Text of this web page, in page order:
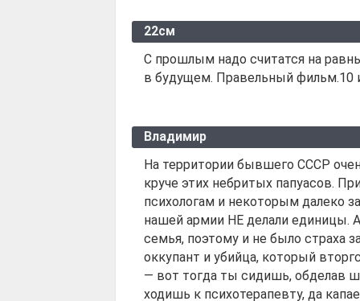
22см
С прошлым надо считатся на
в будущем. Правельный фильм.10
Владимир
На территории бывшего СССР
круче этих небритых папуасов.
психологам и некоторым далеко
нашей армии НЕ делали единицы.
семья, поэтому и не было страха
оккупант и убийца, который
— вот тогда ты сидишь, обделав
ходишь к психотерапевту, да